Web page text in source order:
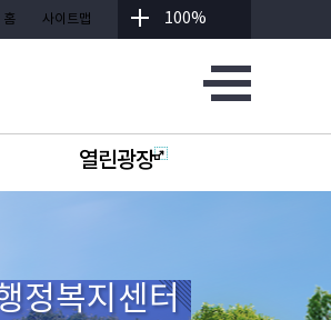
홈 사이트맵 100%
열린광장
정복지센터